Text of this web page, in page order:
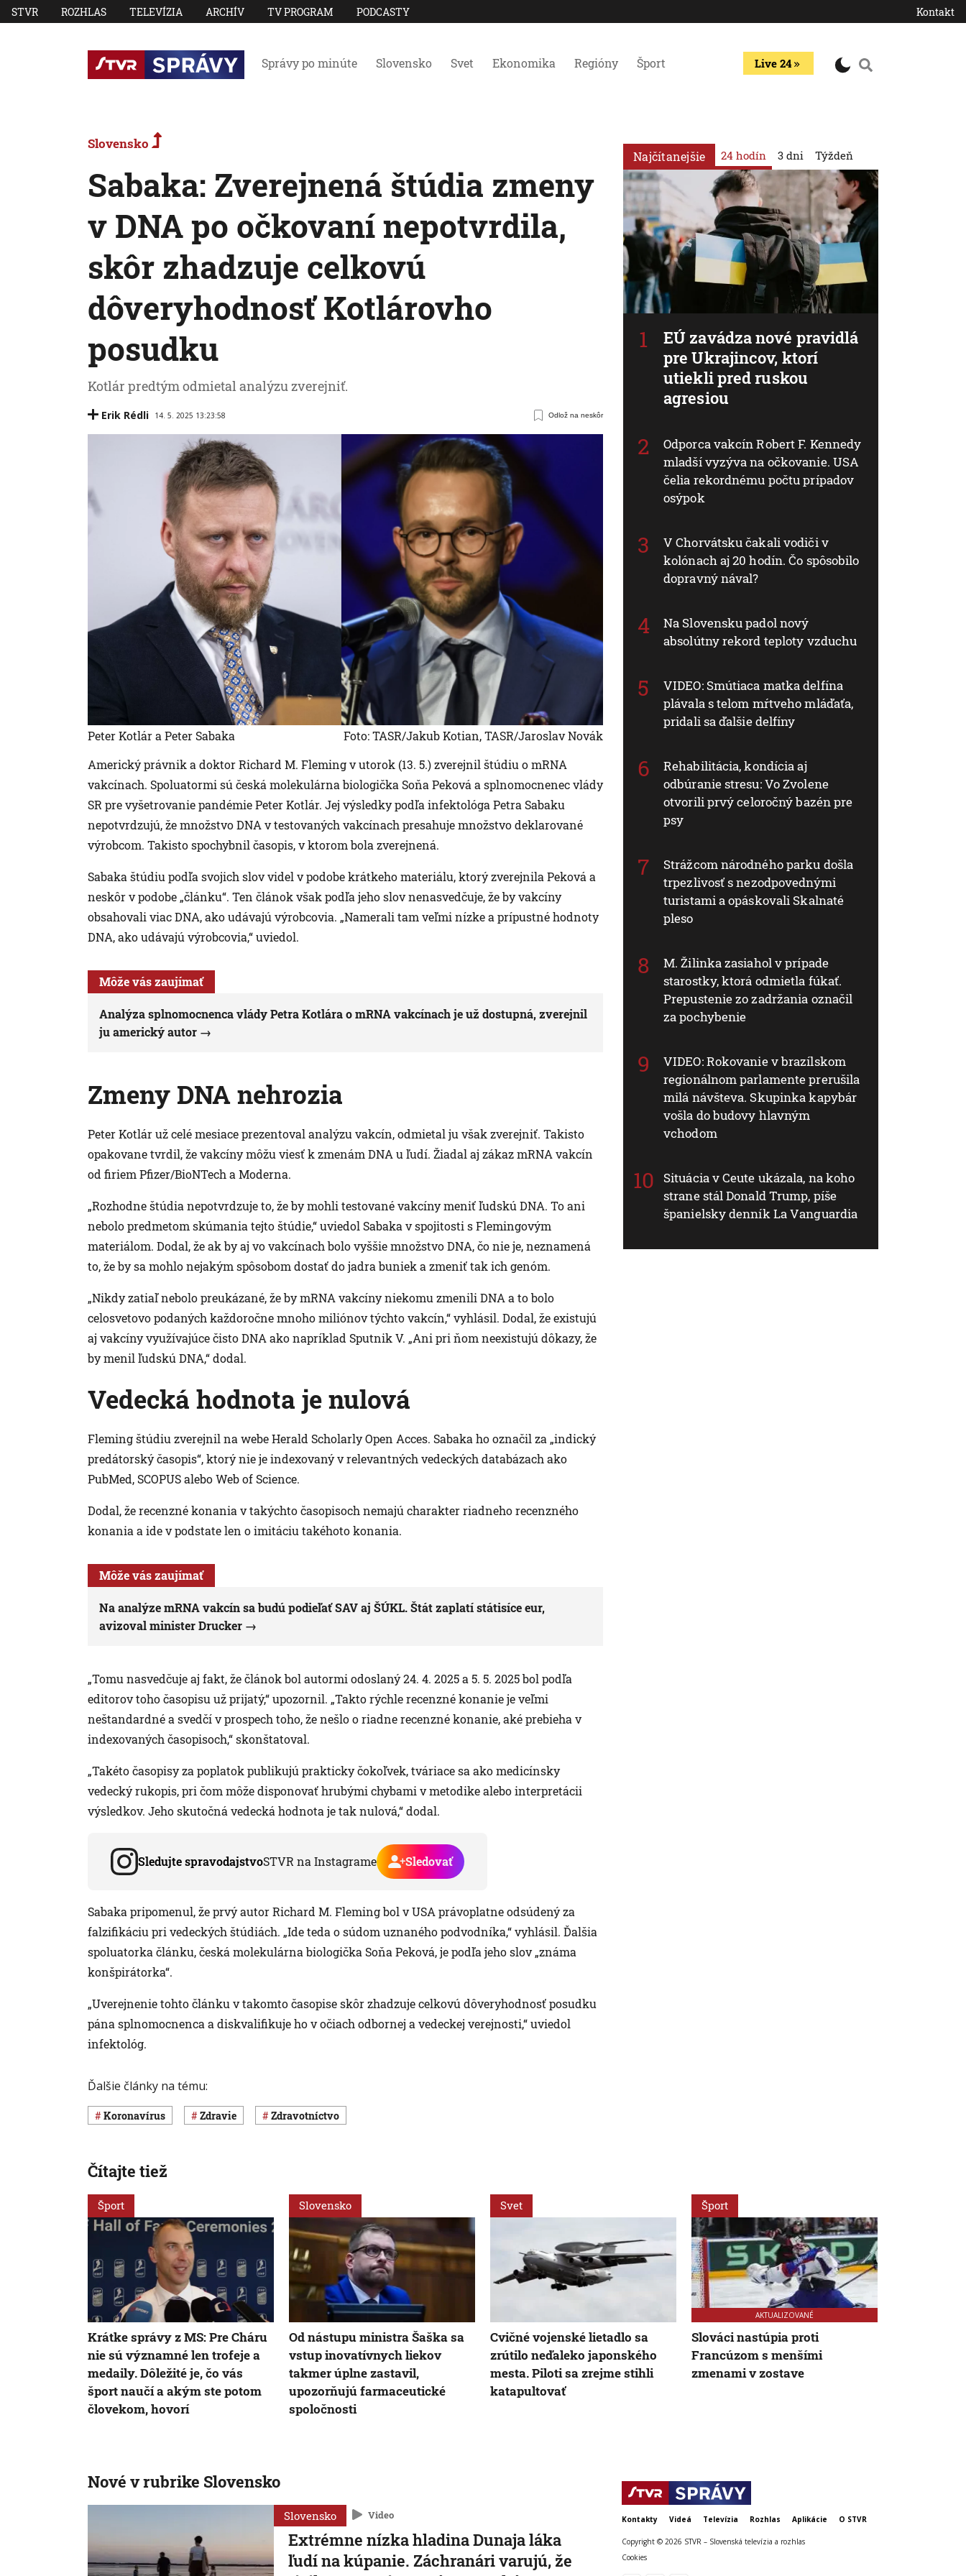
STVR ROZHLAS TELEVÍZIA ARCHÍV TV PROGRAM PODCASTY Kontakt
Správy po minúte Slovensko Svet Ekonomika Regióny Šport Live 24
Slovensko
Sabaka: Zverejnená štúdia zmeny
v DNA po očkovaní nepotvrdila,
skôr zhadzuje celkovú
dôveryhodnosť Kotlárovho
posudku
Kotlár predtým odmietal analýzu zverejniť.
Erik Rédli 14. 5. 2025 13:23:58 Odlož na neskôr
Peter Kotlár a Peter Sabaka
Foto: TASR/Jakub Kotian, TASR/Jaroslav Novák
Americký právnik a doktor Richard M. Fleming v utorok (13. 5.) zverejnil štúdiu o mRNA
vakcínach. Spoluatormi sú česká molekulárna biologička Soňa Peková a splnomocnenec vlády
SR pre vyšetrovanie pandémie Peter Kotlár. Jej výsledky podľa infektológa Petra Sabaku
nepotvrdzujú, že množstvo DNA v testovaných vakcínach presahuje množstvo deklarované
výrobcom. Takisto spochybnil časopis, v ktorom bola zverejnená.
Sabaka štúdiu podľa svojich slov videl v podobe krátkeho materiálu, ktorý zverejnila Peková a
neskôr v podobe „článku“. Ten článok však podľa jeho slov nenasvedčuje, že by vakcíny
obsahovali viac DNA, ako udávajú výrobcovia. „Namerali tam veľmi nízke a prípustné hodnoty
DNA, ako udávajú výrobcovia,“ uviedol.
Môže vás zaujímať
Analýza splnomocnenca vlády Petra Kotlára o mRNA vakcínach je už dostupná, zverejnil
ju americký autor
Zmeny DNA nehrozia
Peter Kotlár už celé mesiace prezentoval analýzu vakcín, odmietal ju však zverejniť. Takisto
opakovane tvrdil, že vakcíny môžu viesť k zmenám DNA u ľudí. Žiadal aj zákaz mRNA vakcín
od firiem Pfizer/BioNTech a Moderna.
„Rozhodne štúdia nepotvrdzuje to, že by mohli testované vakcíny meniť ľudskú DNA. To ani
nebolo predmetom skúmania tejto štúdie,“ uviedol Sabaka v spojitosti s Flemingovým
materiálom. Dodal, že ak by aj vo vakcínach bolo vyššie množstvo DNA, čo nie je, neznamená
to, že by sa mohlo nejakým spôsobom dostať do jadra buniek a zmeniť tak ich genóm.
„Nikdy zatiaľ nebolo preukázané, že by mRNA vakcíny niekomu zmenili DNA a to bolo
celosvetovo podaných každoročne mnoho miliónov týchto vakcín,“ vyhlásil. Dodal, že existujú
aj vakcíny využívajúce čisto DNA ako napríklad Sputnik V. „Ani pri ňom neexistujú dôkazy, že
by menil ľudskú DNA,“ dodal.
Vedecká hodnota je nulová
Fleming štúdiu zverejnil na webe Herald Scholarly Open Acces. Sabaka ho označil za „indický
predátorský časopis“, ktorý nie je indexovaný v relevantných vedeckých databázach ako
PubMed, SCOPUS alebo Web of Science.
Dodal, že recenzné konania v takýchto časopisoch nemajú charakter riadneho recenzného
konania a ide v podstate len o imitáciu takéhoto konania.
Môže vás zaujímať
Na analýze mRNA vakcín sa budú podieľať SAV aj ŠÚKL. Štát zaplatí státisíce eur,
avizoval minister Drucker
„Tomu nasvedčuje aj fakt, že článok bol autormi odoslaný 24. 4. 2025 a 5. 5. 2025 bol podľa
editorov toho časopisu už prijatý,“ upozornil. „Takto rýchle recenzné konanie je veľmi
neštandardné a svedčí v prospech toho, že nešlo o riadne recenzné konanie, aké prebieha v
indexovaných časopisoch,“ skonštatoval.
„Takéto časopisy za poplatok publikujú prakticky čokoľvek, tváriace sa ako medicínsky
vedecký rukopis, pri čom môže disponovať hrubými chybami v metodike alebo interpretácii
výsledkov. Jeho skutočná vedecká hodnota je tak nulová,“ dodal.
Sledujte spravodajstvoSTVR na Instagrame Sledovať
Sabaka pripomenul, že prvý autor Richard M. Fleming bol v USA právoplatne odsúdený za
falzifikáciu pri vedeckých štúdiách. „Ide teda o súdom uznaného podvodníka,“ vyhlásil. Ďalšia
spoluatorka článku, česká molekulárna biologička Soňa Peková, je podľa jeho slov „známa
konšpirátorka“.
„Uverejnenie tohto článku v takomto časopise skôr zhadzuje celkovú dôveryhodnosť posudku
pána splnomocnenca a diskvalifikuje ho v očiach odbornej a vedeckej verejnosti,“ uviedol
infektológ.
Ďalšie články na tému:
koronavírus Zdravie Zdravotníctvo
Najčítanejšie 24 hodín
EÚ zavádza nové pravidlá
pre Ukrajincov, ktorí
utiekli pred ruskou
agresiou
Odporca vakcín Robert F. Kennedy
mladší vyzýva na očkovanie. USA
čelia rekordnému počtu prípadov
osýpok
V Chorvátsku čakali vodiči v
kolónach aj 20 hodín. Čo spôsobilo
dopravný nával?
Na Slovensku padol nový
absolútny rekord teploty vzduchu
VIDEO: Smútiaca matka delfína
plávala s telom mŕtveho mláďaťa,
pridali sa ďalšie delfíny
Rehabilitácia, kondícia aj
odbúranie stresu: Vo Zvolene
otvorili prvý celoročný bazén pre
psy
Strážcom národného parku došla
trpezlivosť s nezodpovednými
turistami a opáskovali Skalnaté
pleso
M. Žilinka zasiahol v prípade
starostky, ktorá odmietla fúkať.
Prepustenie zo zadržania označil
za pochybenie
VIDEO: Rokovanie v brazílskom
regionálnom parlamente prerušila
milá návšteva. Skupinka kapybár
vošla do budovy hlavným
vchodom
Situácia v Ceute ukázala, na koho
strane stál Donald Trump, píše
španielsky denník La Vanguardia
3 dni Týždeň
Čítajte tiež
Šport
Krátke správy z MS: Pre Cháru
nie sú významné len trofeje a
medaily. Dôležité je, čo vás
šport naučí a akým ste potom
človekom, hovorí
Slovensko
Od nástupu ministra Šaška sa
vstup inovatívnych liekov
takmer úplne zastavil,
upozorňujú farmaceutické
spoločnosti
Svet
Cvičné vojenské lietadlo sa
zrútilo neďaleko japonského
mesta. Piloti sa zrejme stihli
katapultovať
Šport
AKTUALIZOVANÉ
Slováci nastúpia proti
Francúzom s menšími
zmenami v zostave
Nové v rubrike Slovensko
Slovensko Video
Extrémne nízka hladina Dunaja láka
ľudí na kúpanie. Záchranári varujú, že
Kontakty Videá Televízia Rozhlas Aplikácie O STVR
Copyright © 2026 STVR – Slovenská televízia a rozhlas
Cookies